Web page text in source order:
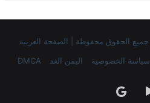
سياسة الخصوصية اليمن الغد DMCA
‏Google
google